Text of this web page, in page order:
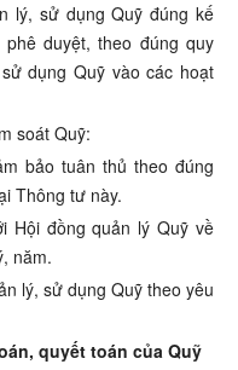
lý, sử dụng Quỹ đúng kế
duyệt, theo đúng quy
dụng Quỹ vào các hoạt
soát Quỹ:
bảo tuân thủ theo đúng
Thông tư này.
Hội đồng quản lý Quỹ về
năm.
lý, sử dụng Quỹ theo yêu
quyết toán của Quỹ